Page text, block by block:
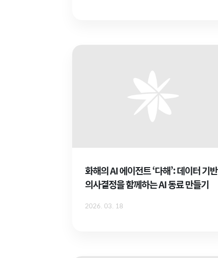
화해의 AI 에이전트 ‘다해’: 데이터 기반
의사결정을 함께하는 AI 동료 만들기
2026. 03. 18